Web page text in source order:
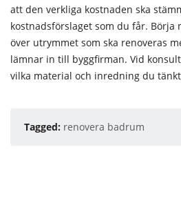
att den verkliga kostnaden ska
kostnadsförslaget som du får.
över utrymmet som ska renoveras
lämnar in till byggfirman. Vid
vilka material och inredning du
Tagged: renovera badrum